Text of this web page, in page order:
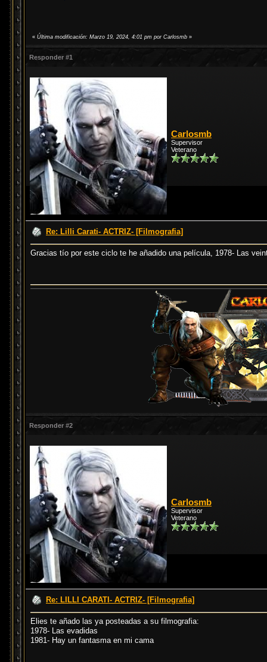
« Última modificación: Marzo 19, 2024, 4:01 pm por Carlosmb »
Responder #1
Carlosmb
Supervisor
Veterano
Re: Lilli Carati- ACTRIZ- [Filmografia]
Gracias tío por este ciclo te he añadido una película, 1978- Las
Responder #2
Carlosmb
Supervisor
Veterano
Re: LILLI CARATI- ACTRIZ- [Filmografia]
Elies te añado las ya posteadas a su filmografia:
1978- Las evadidas
1981- Hay un fantasma en mi cama